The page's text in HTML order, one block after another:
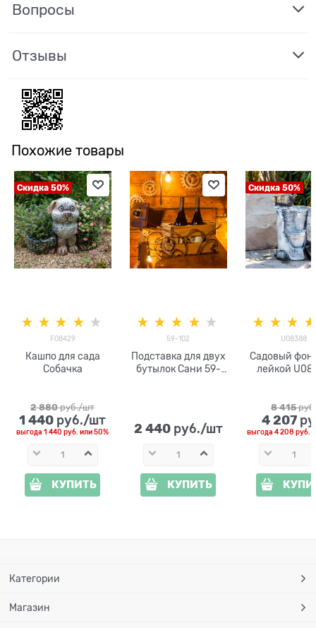
Вопросы
Отзывы
Похожие товары
Скидка 50%
F08429
Кашпо для сада
Собачка
2 880 руб./шт
1 440 руб./шт
выгода1 440 руб. или50%
КУПИТЬ
59-102
Подставка для двух
бутылок Сани 59-
2 440 руб./шт
КУПИТЬ
Скидка 50%
U08388
Садовый
лейкой
8 415
4 207
выгода4 208 руб.
Категории
Магазин